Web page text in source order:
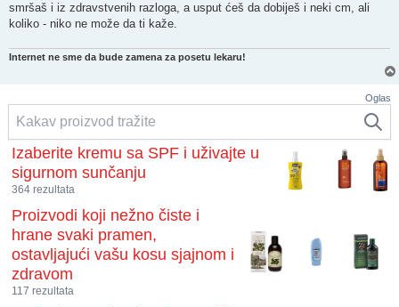
smršaš i iz zdravstvenih razloga, a usput ćeš da dobiješ i neki cm, ali
koliko - niko ne može da ti kaže.
Internet ne sme da bude zamena za posetu lekaru!
Oglas
Izaberite kremu sa SPF i uživajte u
sigurnom sunčanju
364 rezultata
Proizvodi koji nežno čiste i
hrane svaki pramen,
ostavljajući vašu kosu sjajnom i
zdravom
117 rezultata